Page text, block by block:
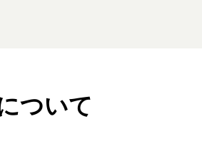
ついて